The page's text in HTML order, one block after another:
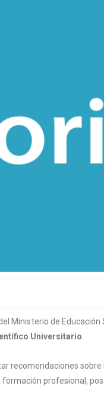
Ministerio de Educación
Universitario.
recomendaciones
profesional,